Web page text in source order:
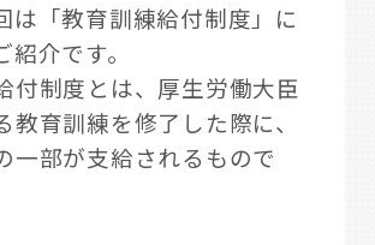
は「教育訓練給付制度」に
介です。
付制度とは、厚生労働大臣
教育訓練を修了した際に、
一部が支給されるもので